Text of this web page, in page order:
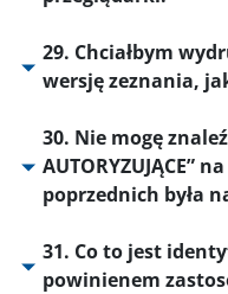
29. Chciałbym
wersję zeznania,
30. Nie mogę
AUTORYZUJĄCE”
poprzednich była
31. Co to jest
powinienem